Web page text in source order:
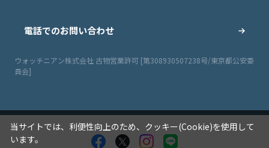
電話でのお問い合わせ
ウォッチニアン株式会社 古物営業許可 [第308930507238号/東京都公安委
員会]
当サイトでは、利便性向上のため、クッキー(Cookie)を使用して
います。